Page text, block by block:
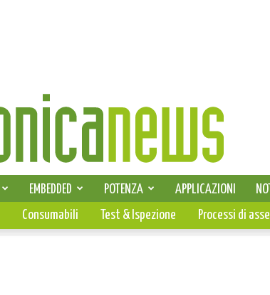
SELEZIONE DI ELETTRONICA
EMBEDDED POTENZA APPLICAZIONI
PCB
Consumabili Test & Ispezione Processi di